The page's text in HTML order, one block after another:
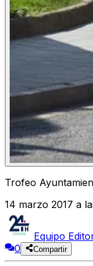
Trofeo
14 marzo 2017 a
Equipo
0
Compartir